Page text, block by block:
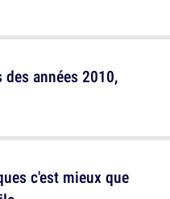
c'est mieux que
années 2010,